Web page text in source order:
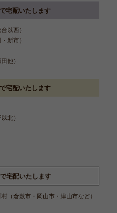
宅配いたします
以西）
新市）
他）
宅配いたします
北）
宅配いたします
（倉敷市・岡山市・津山市など）